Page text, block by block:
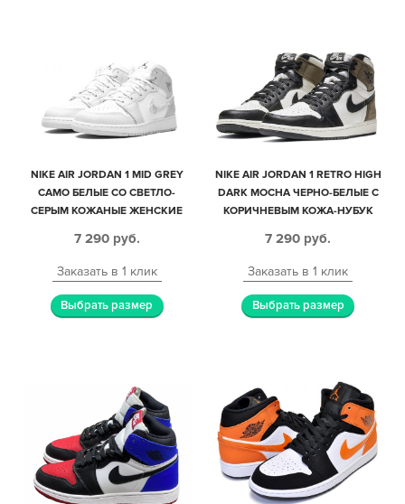
NIKE AIR JORDAN 1 MID GREY
CAMO БЕЛЫЕ СО СВЕТЛО-
СЕРЫМ КОЖАНЫЕ ЖЕНСКИЕ
7 290 руб.
Заказать в 1 клик
Выбрать размер
NIKE AIR JORDAN 1 RETRO HIGH
DARK MOCHA ЧЕРНО-БЕЛЫЕ С
КОРИЧНЕВЫМ КОЖА-НУБУК
7 290 руб.
Заказать в 1 клик
Выбрать размер